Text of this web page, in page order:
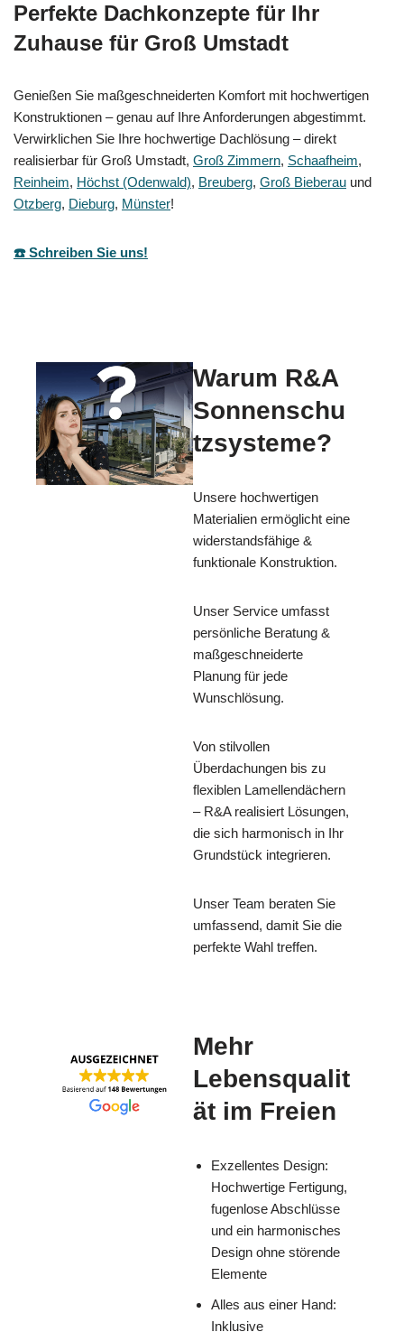
Perfekte Dachkonzepte für Ihr
Zuhause für Groß Umstadt
Genießen Sie maßgeschneiderten Komfort mit hochwertigen
Konstruktionen – genau auf Ihre Anforderungen abgestimmt.
Verwirklichen Sie Ihre hochwertige Dachlösung – direkt
realisierbar für Groß Umstadt, Groß Zimmern, Schaafheim,
Reinheim, Höchst (Odenwald), Breuberg, Groß Bieberau und
Otzberg, Dieburg, Münster!
☎️ Schreiben Sie uns!
Warum R&A
Sonnenschu
tzsysteme?
Unsere hochwertigen
Materialien ermöglicht eine
widerstandsfähige &
funktionale Konstruktion.
Unser Service umfasst
persönliche Beratung &
maßgeschneiderte
Planung für jede
Wunschlösung.
Von stilvollen
Überdachungen bis zu
flexiblen Lamellendächern
– R&A realisiert Lösungen,
die sich harmonisch in Ihr
Grundstück integrieren.
Unser Team beraten Sie
umfassend, damit Sie die
perfekte Wahl treffen.
Mehr
Lebensqualit
ät im Freien
Exzellentes Design:
Hochwertige Fertigung,
fugenlose Abschlüsse
und ein harmonisches
Design ohne störende
Elemente
Alles aus einer Hand:
Inklusive